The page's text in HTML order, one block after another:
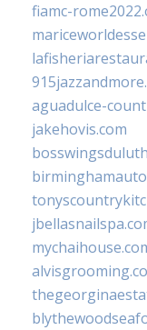
fiamc-
aguadulce-
jakehovis.com